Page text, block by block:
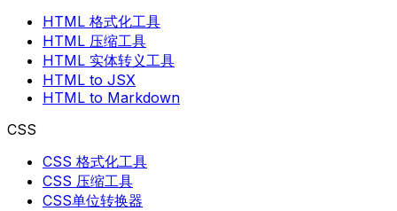
HTML 格式化工具
HTML 压缩工具
HTML 实体转义工具
HTML to JSX
HTML to Markdown
CSS
CSS 格式化工具
CSS 压缩工具
CSS单位转换器